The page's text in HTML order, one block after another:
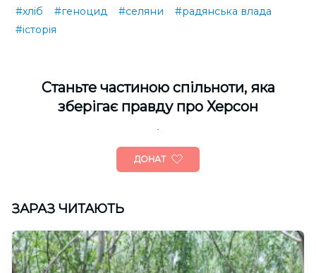
#хліб #геноцид #селяни
#радянська влада
#історія
Cтаньте частиною спільноти, яка
зберігає правду про Херсон
ДОНАТ
ЗАРАЗ ЧИТАЮТЬ